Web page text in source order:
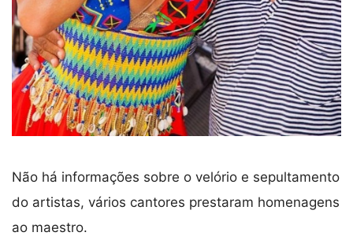
Não há informações sobre o velório e sepultamento
do artistas, vários cantores prestaram homenagens
ao maestro.